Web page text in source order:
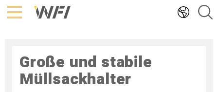
Hoppa
till
Große und stabile
Müllsackhalter